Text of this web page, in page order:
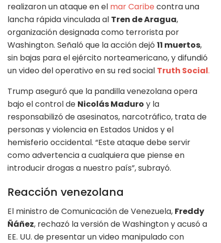
realizaron un ataque en el mar Caribe contra una
lancha rápida vinculada al Tren de Aragua,
organización designada como terrorista por
Washington. Señaló que la acción dejó 11 muertos,
sin bajas para el ejército norteamericano, y difundió
un video del operativo en su red social Truth Social.
Trump aseguró que la pandilla venezolana opera
bajo el control de Nicolás Maduro y la
responsabilizó de asesinatos, narcotráfico, trata de
personas y violencia en Estados Unidos y el
hemisferio occidental. “Este ataque debe servir
como advertencia a cualquiera que piense en
introducir drogas a nuestro país”, subrayó.
Reacción venezolana
El ministro de Comunicación de Venezuela, Freddy
Ñáñez, rechazó la versión de Washington y acusó a
EE. UU. de presentar un video manipulado con